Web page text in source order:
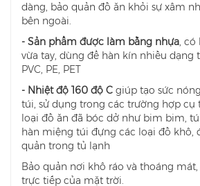
dàng, bảo quản đồ ăn khỏi sự xâm
bên ngoài.
- Sản phẩm được làm bằng nhựa, có
vừa tay, dùng để hàn kín nhiều dạng
PVC, PE, PET
- Nhiệt độ 160 độ C giúp tạo sức
túi, sử dụng trong các trường hợp cụ
loại đồ ăn đã bóc dở như bim bim,
hàn miệng túi đựng các loại đồ khô,
quản trong tủ lạnh
Bảo quản nơi khô ráo và thoáng
trực tiếp của mặt trời.